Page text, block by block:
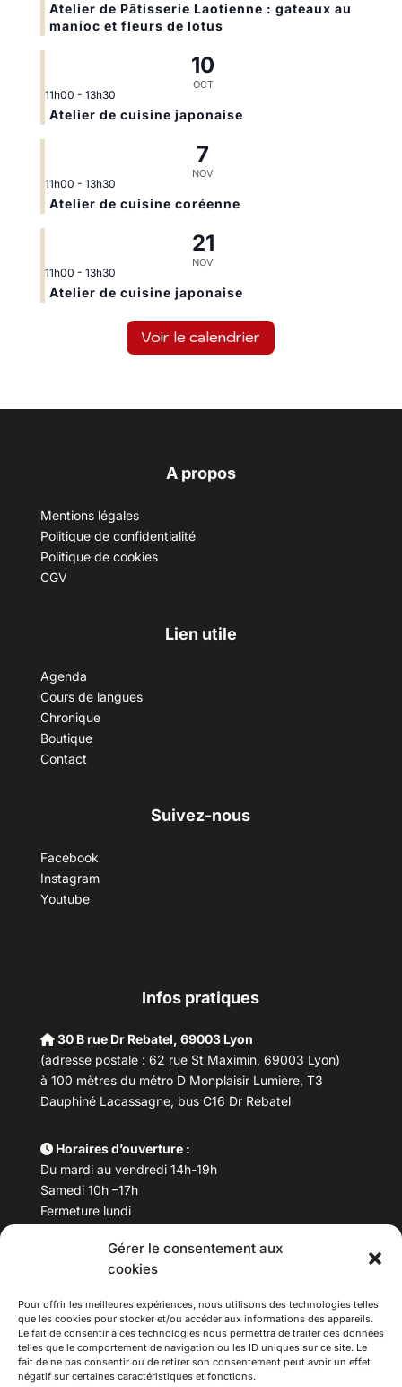
Gérer le consentement aux
cookies
Pour offrir les meilleures expériences, nous utilisons des technologies telles
que les cookies pour stocker et/ou accéder aux informations des appareils.
Le fait de consentir à ces technologies nous permettra de traiter des données
telles que le comportement de navigation ou les ID uniques sur ce site. Le
fait de ne pas consentir ou de retirer son consentement peut avoir un effet
négatif sur certaines caractéristiques et fonctions.
Atelier de Pâtisserie Laotienne : gateaux au
manioc et fleurs de lotus
10
OCT
11h00 - 13h30
Atelier de cuisine japonaise
7
NOV
11h00 - 13h30
Atelier de cuisine coréenne
21
NOV
11h00 - 13h30
Atelier de cuisine japonaise
Voir le calendrier
A propos
Mentions légales
Politique de confidentialité
Politique de cookies
CGV
Lien utile
Agenda
Cours de langues
Chronique
Boutique
Contact
Suivez-nous
Facebook
Instagram
Youtube
Infos pratiques
30 B rue Dr Rebatel, 69003 Lyon
(adresse postale : 62 rue St Maximin, 69003 Lyon)
à 100 mètres du métro D Monplaisir Lumière, T3
Dauphiné Lacassagne, bus C16 Dr Rebatel
Horaires d’ouverture :
Du mardi au vendredi 14h-19h
Samedi 10h –17h
Fermeture lundi
Téléphone : 04 78 53 06 40
maisondesculturesasiatiques@asiexpo.com